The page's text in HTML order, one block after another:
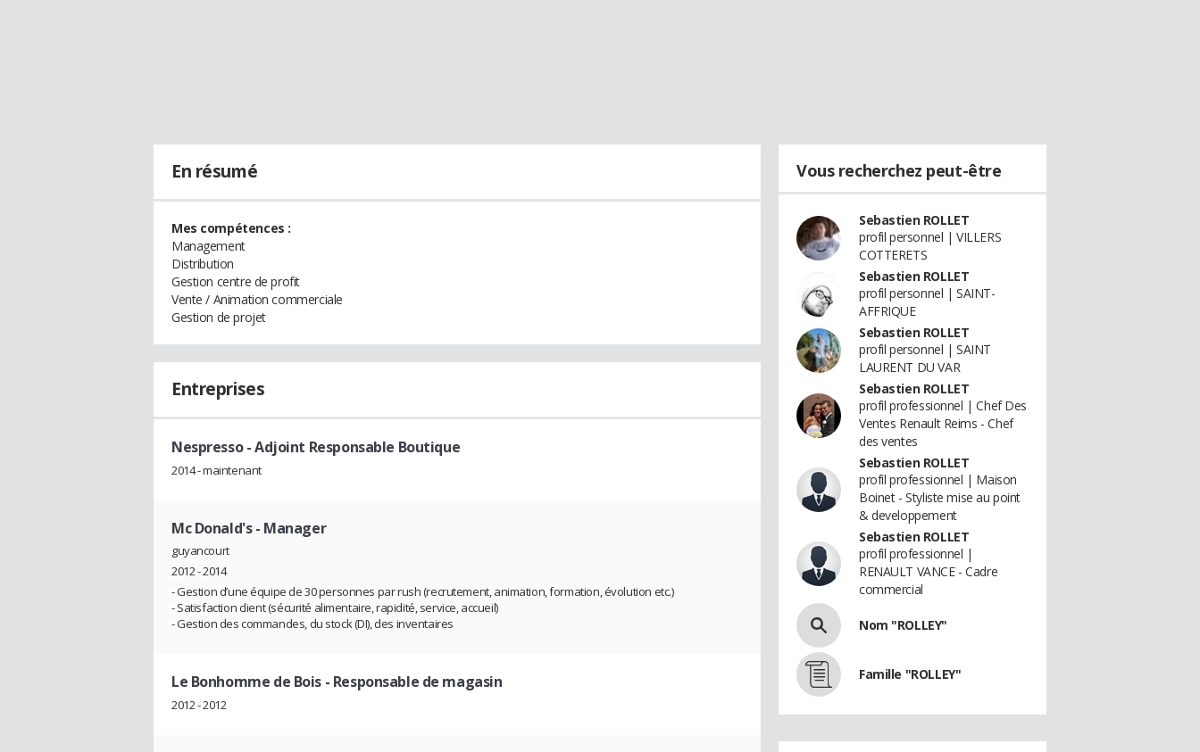
En résumé
Mes compétences :
Management
Distribution
Gestion centre de profit
Vente / Animation commerciale
Gestion de projet
Entreprises
Nespresso- Adjoint Responsable Boutique
2014 - maintenant
Mc Donald's- Manager
guyancourt
2012 - 2014
- Gestion d’une équipe de 30 personnes par rush (recrutement, animation, formation, évolution etc.)
- Satisfaction client (sécurité alimentaire, rapidité, service, accueil)
- Gestion des commandes, du stock (DI), des inventaires
Le Bonhomme de Bois - Responsable de magasin
2012 - 2012
Vous recherchez peut-être
Sebastien ROLLET
profil personnel | VILLERS
COTTERETS
Sebastien ROLLET
profil personnel | SAINT-
AFFRIQUE
Sebastien ROLLET
profil personnel | SAINT
LAURENT DU VAR
Sebastien ROLLET
profil professionnel | Chef Des
Ventes Renault Reims - Chef
des ventes
Sebastien ROLLET
profil professionnel | Maison
Boinet - Styliste mise au point
& developpement
Sebastien ROLLET
profil professionnel |
RENAULT VANCE - Cadre
commercial
Nom "ROLLEY"
Famille "ROLLEY"